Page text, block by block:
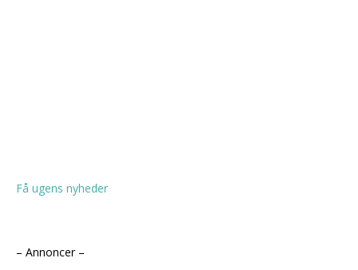
Få ugens nyheder
– Annoncer –